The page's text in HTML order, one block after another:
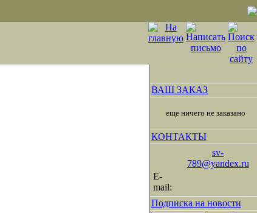
ВАШ ЗАКАЗ
еще ничего не заказано
КОНТАКТЫ
sv-
789@yandex.ru
E-
mail:
Подписка на новости